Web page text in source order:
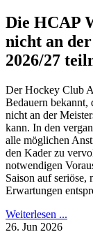
Die HCAP
nicht an
2026/27
Der Hockey Club
Bedauern bekannt,
nicht an der
kann. In den
alle möglichen
den Kader zu
notwendigen
Saison auf seriöse,
Erwartungen
Weiterlesen ...
26. Jun 2026